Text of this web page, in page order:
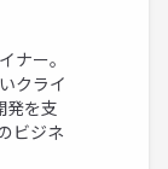
ナー。
クライ
発を支
ビジネ